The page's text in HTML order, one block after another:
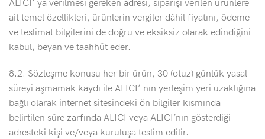
ALICI’ ya verilmesi gereken adresi, siparişi verilen ürünlere
ait temel özellikleri, ürünlerin vergiler dâhil fiyatını, ödeme
ve teslimat bilgilerini de doğru ve eksiksiz olarak edindiğini
kabul, beyan ve taahhüt eder.
8.2. Sözleşme konusu her bir ürün, 30 (otuz) günlük yasal
süreyi aşmamak kaydı ile ALICI’ nın yerleşim yeri uzaklığına
bağlı olarak internet sitesindeki ön bilgiler kısmında
belirtilen süre zarfında ALICI veya ALICI’nın gösterdiği
adresteki kişi ve/veya kuruluşa teslim edilir.